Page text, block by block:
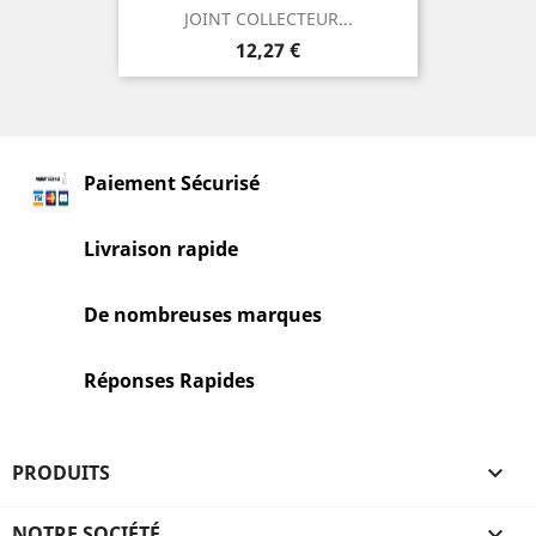
JOINT COLLECTEUR...
Prix
12,27 €
Paiement Sécurisé
Livraison rapide
De nombreuses marques
Réponses Rapides
PRODUITS 